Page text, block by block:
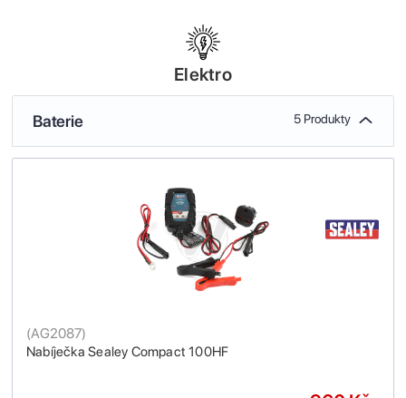
Elektro
Baterie 5 Produkty
Nabíječka Sealey Compact 100HF
(AG2087)